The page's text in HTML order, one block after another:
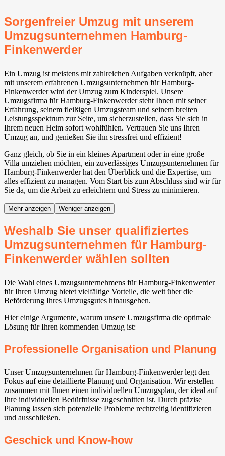
Sorgenfreier Umzug mit unserem
Umzugsunternehmen Hamburg-
Finkenwerder
Ein Umzug ist meistens mit zahlreichen Aufgaben verknüpft, aber
mit unserem erfahrenen Umzugsunternehmen für Hamburg-
Finkenwerder wird der Umzug zum Kinderspiel. Unsere
Umzugsfirma für Hamburg-Finkenwerder steht Ihnen mit seiner
Erfahrung, seinem fleißigen Umzugsteam und seinem breiten
Leistungsspektrum zur Seite, um sicherzustellen, dass Sie sich in
Ihrem neuen Heim sofort wohlfühlen. Vertrauen Sie uns Ihren
Umzug an, und genießen Sie ihn stressfrei und effizient!
Ganz gleich, ob Sie in ein kleines Apartment oder in eine große
Villa umziehen möchten, ein zuverlässiges Umzugsunternehmen für
Hamburg-Finkenwerder hat den Überblick und die Expertise, um
alles effizient zu managen. Vom Start bis zum Abschluss sind wir für
Sie da, um die Arbeit zu erleichtern und Stress zu minimieren.
Mehr anzeigen Weniger anzeigen
Weshalb Sie unser qualifiziertes
Umzugsunternehmen für Hamburg-
Finkenwerder wählen sollten
Die Wahl eines Umzugsunternehmens für Hamburg-Finkenwerder
für Ihren Umzug bietet vielfältige Vorteile, die weit über die
Beförderung Ihres Umzugsgutes hinausgehen.
Hier einige Argumente, warum unsere Umzugsfirma die optimale
Lösung für Ihren kommenden Umzug ist:
Professionelle Organisation und Planung
Unser Umzugsunternehmen für Hamburg-Finkenwerder legt den
Fokus auf eine detaillierte Planung und Organisation. Wir erstellen
zusammen mit Ihnen einen individuellen Umzugsplan, der ideal auf
Ihre individuellen Bedürfnisse zugeschnitten ist. Durch präzise
Planung lassen sich potenzielle Probleme rechtzeitig identifizieren
und ausschließen.
Geschick und Know-how